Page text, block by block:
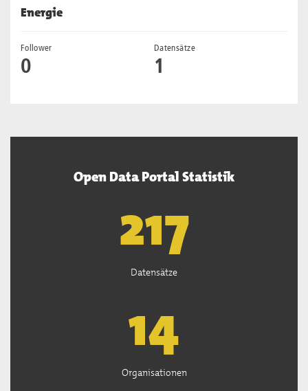
Energie
Follower
0
Datensätze
1
Open Data Portal Statistik
220
Datensätze
15
Organisationen